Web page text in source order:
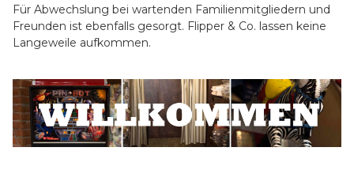
Für Abwechslung bei wartenden Familienmitgliedern und
Freunden ist ebenfalls gesorgt. Flipper & Co. lassen keine
Langeweile aufkommen.